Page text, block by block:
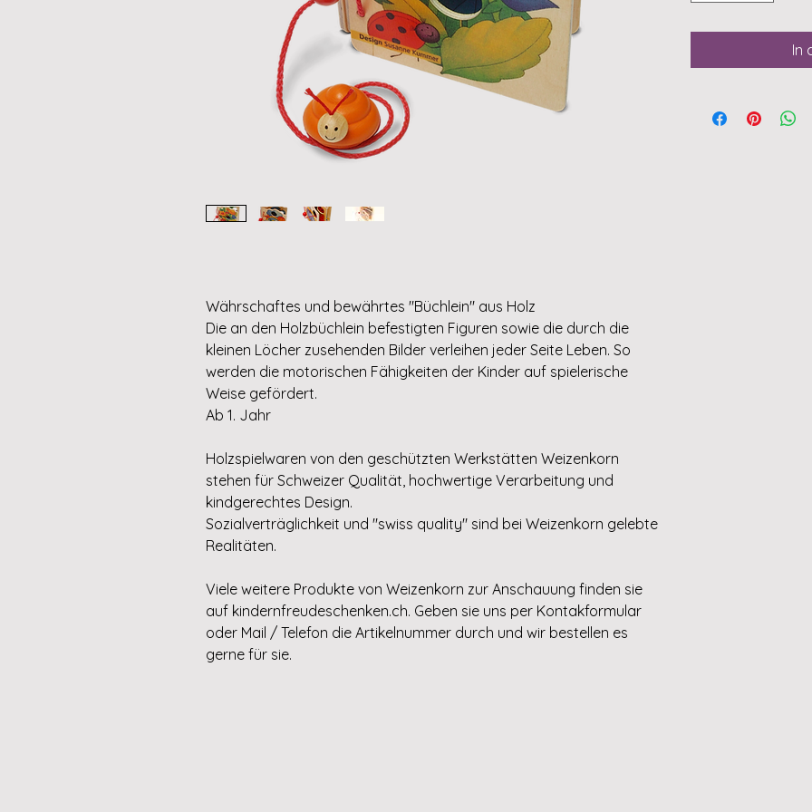
Währschaftes und bewährtes "Büchlein" aus Holz
Die an den Holzbüchlein befestigten Figuren sowie die durch die
kleinen Löcher zusehenden Bilder verleihen jeder Seite Leben. So
werden die motorischen Fähigkeiten der Kinder auf spielerische
Weise gefördert.
Ab 1. Jahr
Holzspielwaren von den geschützten Werkstätten Weizenkorn
stehen für Schweizer Qualität, hochwertige Verarbeitung und
kindgerechtes Design.
Sozialverträglichkeit und "swiss quality" sind bei Weizenkorn gelebte
Realitäten.
Viele weitere Produkte von Weizenkorn zur Anschauung finden sie
auf kindernfreudeschenken.ch. Geben sie uns per Kontakformular
oder Mail / Telefon die Artikelnummer durch und wir bestellen es
gerne für sie.
In